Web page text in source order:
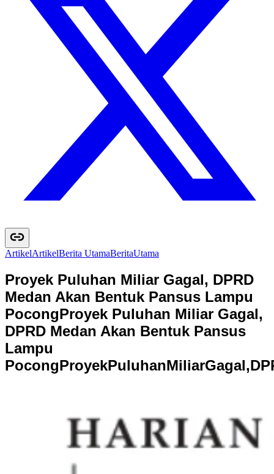
ArtikelArtikelBerita UtamaBeritaUtama
Proyek Puluhan Miliar Gagal, DPRD
Medan Akan Bentuk Pansus Lampu
PocongProyek Puluhan Miliar Gagal,
DPRD Medan Akan Bentuk Pansus
Lampu
PocongProyekPuluhanMiliarGagal,DP